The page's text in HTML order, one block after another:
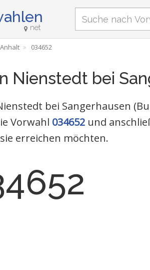
net
034652
Nienstedt bei
bei Sangerhausen
Vorwahl 034652 und
erreichen möchten.